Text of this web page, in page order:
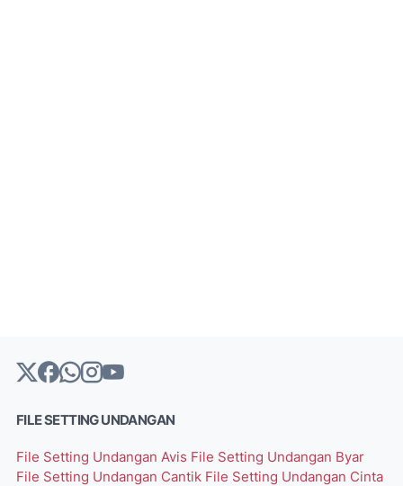
FILE SETTING UNDANGAN
File Setting Undangan Avis File Setting Undangan Byar
File Setting Undangan Cantik File Setting Undangan Cinta